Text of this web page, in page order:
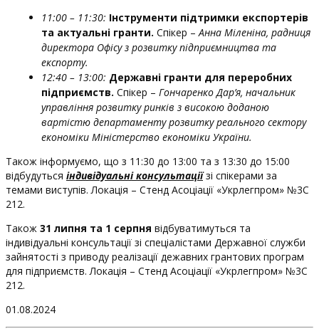
11:00 – 11:30: Інструменти підтримки експортерів
та актуальні гранти. Спікер –Анна Міленіна, радниця
директора Офісу з розвитку підприємництва та
експорту.
12:40 – 13:00: Державні гранти для переробних
підприємств. Спікер – Гончаренко Дар’я, начальник
управління розвитку ринків з високою доданою
вартістю департаменту розвитку реального сектору
економіки Міністерство економіки України.
Також інформуємо, що з 11:30 до 13:00 та з 13:30 до 15:00
відбудуться індивідуальні консультаціїзі спікерами за
темами виступів. Локація – Стенд Асоціації «Укрлегпром» №3C
212.
Також 31 липня та 1 серпня відбуватимуться та
індивідуальні консультації зі спеціалістами Державної служби
зайнятості з приводу реалізації дежавних грантових програм
для підприємств. Локація – Стенд Асоціації «Укрлегпром» №3C
212.
01.08.2024